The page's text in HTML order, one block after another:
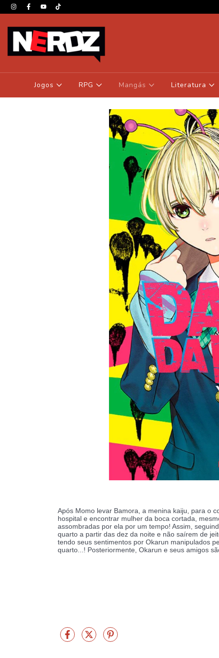
Jogos RPG Mangás Literatura
Após Momo levar Bamora, a menina kaiju, para o
hospital e encontrar mulher da boca cortada,
assombradas por ela por um tempo! Assim,
quarto a partir das dez da noite e não saírem de
tendo seus sentimentos por Okarun manipulados
quarto...! Posteriormente, Okarun e seus amigos